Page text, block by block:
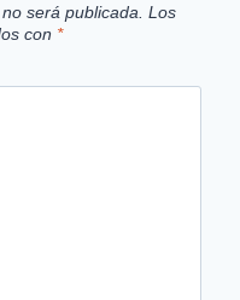
será publicada. Los
con *